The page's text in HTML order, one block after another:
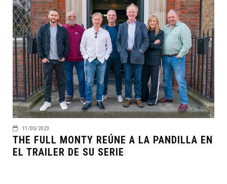
11/05/2023
THE FULL MONTY REÚNE A LA PANDILLA EN
EL TRAILER DE SU SERIE